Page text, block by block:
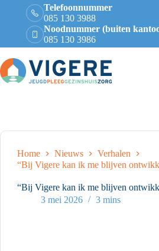
Telefoonnummer
085 130 3988
Noodnummer (buiten
085 130 3986
Home Nieuws
Verhalen
“Bij Vigere kan ik me blijven
“Bij Vigere kan ik me blijven
3 mei 2026
3 mins